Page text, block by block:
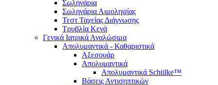
Σωληνάρια
Σωληνάρια Αιμοληψίας
Τεστ Ταχείας Διάγνωσης
Τρυβλία Κενά
Γενικά Ιατρικά Αναλώσιμα
Απολυμαντικά - Καθαριστικά
Αξεσουάρ
Απολυμαντικά
Απολυμαντικά Schülke™
Βάσεις Αντισηπτικών